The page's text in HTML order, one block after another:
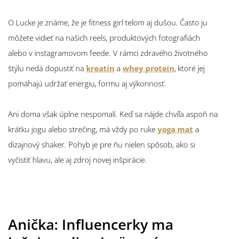
O Lucke je známe, že je fitness girl telom aj dušou. Často ju
môžete vidieť na našich reels, produktových fotografiách
alebo v instagramovom feede. V rámci zdravého životného
štýlu nedá dopustiť na kreatín a whey proteín, ktoré jej
pomáhajú udržať energiu, formu aj výkonnosť.
Ani doma však úplne nespomalí. Keď sa nájde chvíľa aspoň na
krátku jogu alebo strečing, má vždy po ruke yoga mat a
dizajnový shaker. Pohyb je pre ňu nielen spôsob, ako si
vyčistiť hlavu, ale aj zdroj novej inšpirácie.
Anička: Influencerky ma